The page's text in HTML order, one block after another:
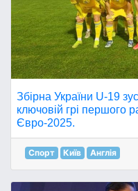
Збірна України U-19
ключовій грі першого
Євро-2025.
Спорт Київ Англія